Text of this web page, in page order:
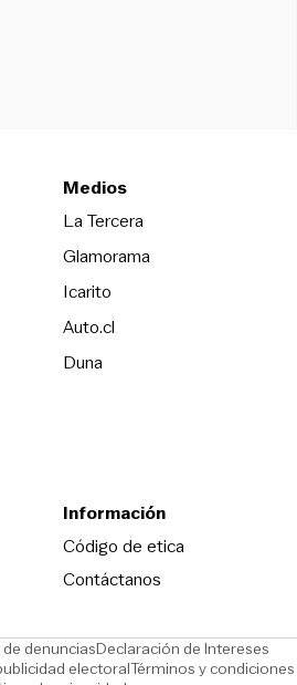
Medios
La TerceraOpens in new
Glamorama
Icarito
Auto.cl
DunaOpens in new window
Información
Código de eticaOpens in new
Contáctanos
denunciasOpens in new window
Declaración de Intereses
new windowelectoralOpens in new window
Términos y condiciones